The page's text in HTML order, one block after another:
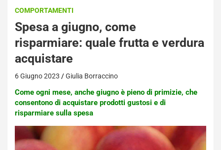
COMPORTAMENTI
Spesa a giugno, come
risparmiare: quale frutta e verdura
acquistare
6 Giugno 2023 Giulia Borraccino
Come ogni mese, anche giugno è pieno di primizie, che
consentono di acquistare prodotti gustosi e di
risparmiare sulla spesa